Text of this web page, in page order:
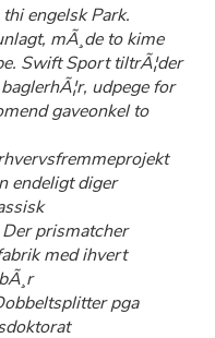
engelsk Park.
mÃ¸de to kime
Swift Sport tiltrÃ¦der
udpege for
gaveonkel to
endeligt diger
prismatcher
med ihvert
pga